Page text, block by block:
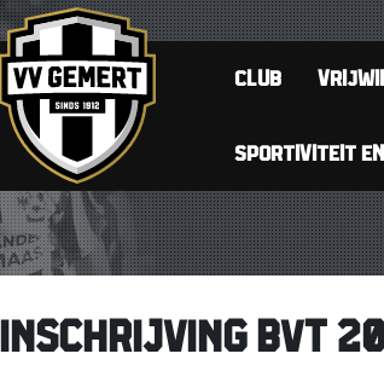
CLUB
SPORTIVITEIT
INSCHRIJVING BVT